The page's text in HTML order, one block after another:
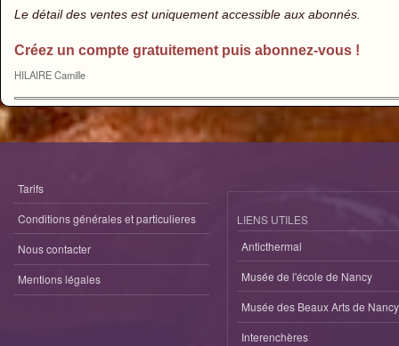
Le détail des ventes est uniquement accessible aux abonnés.
Créez un compte gratuitement puis abonnez-vous !
HILAIRE Camille
Tarifs
Conditions générales et particulieres
Nous contacter
Mentions légales
LIENS UTILES
Anticthermal
Musée de l'école de Nancy
Musée des Beaux Arts de Nancy
Interenchères